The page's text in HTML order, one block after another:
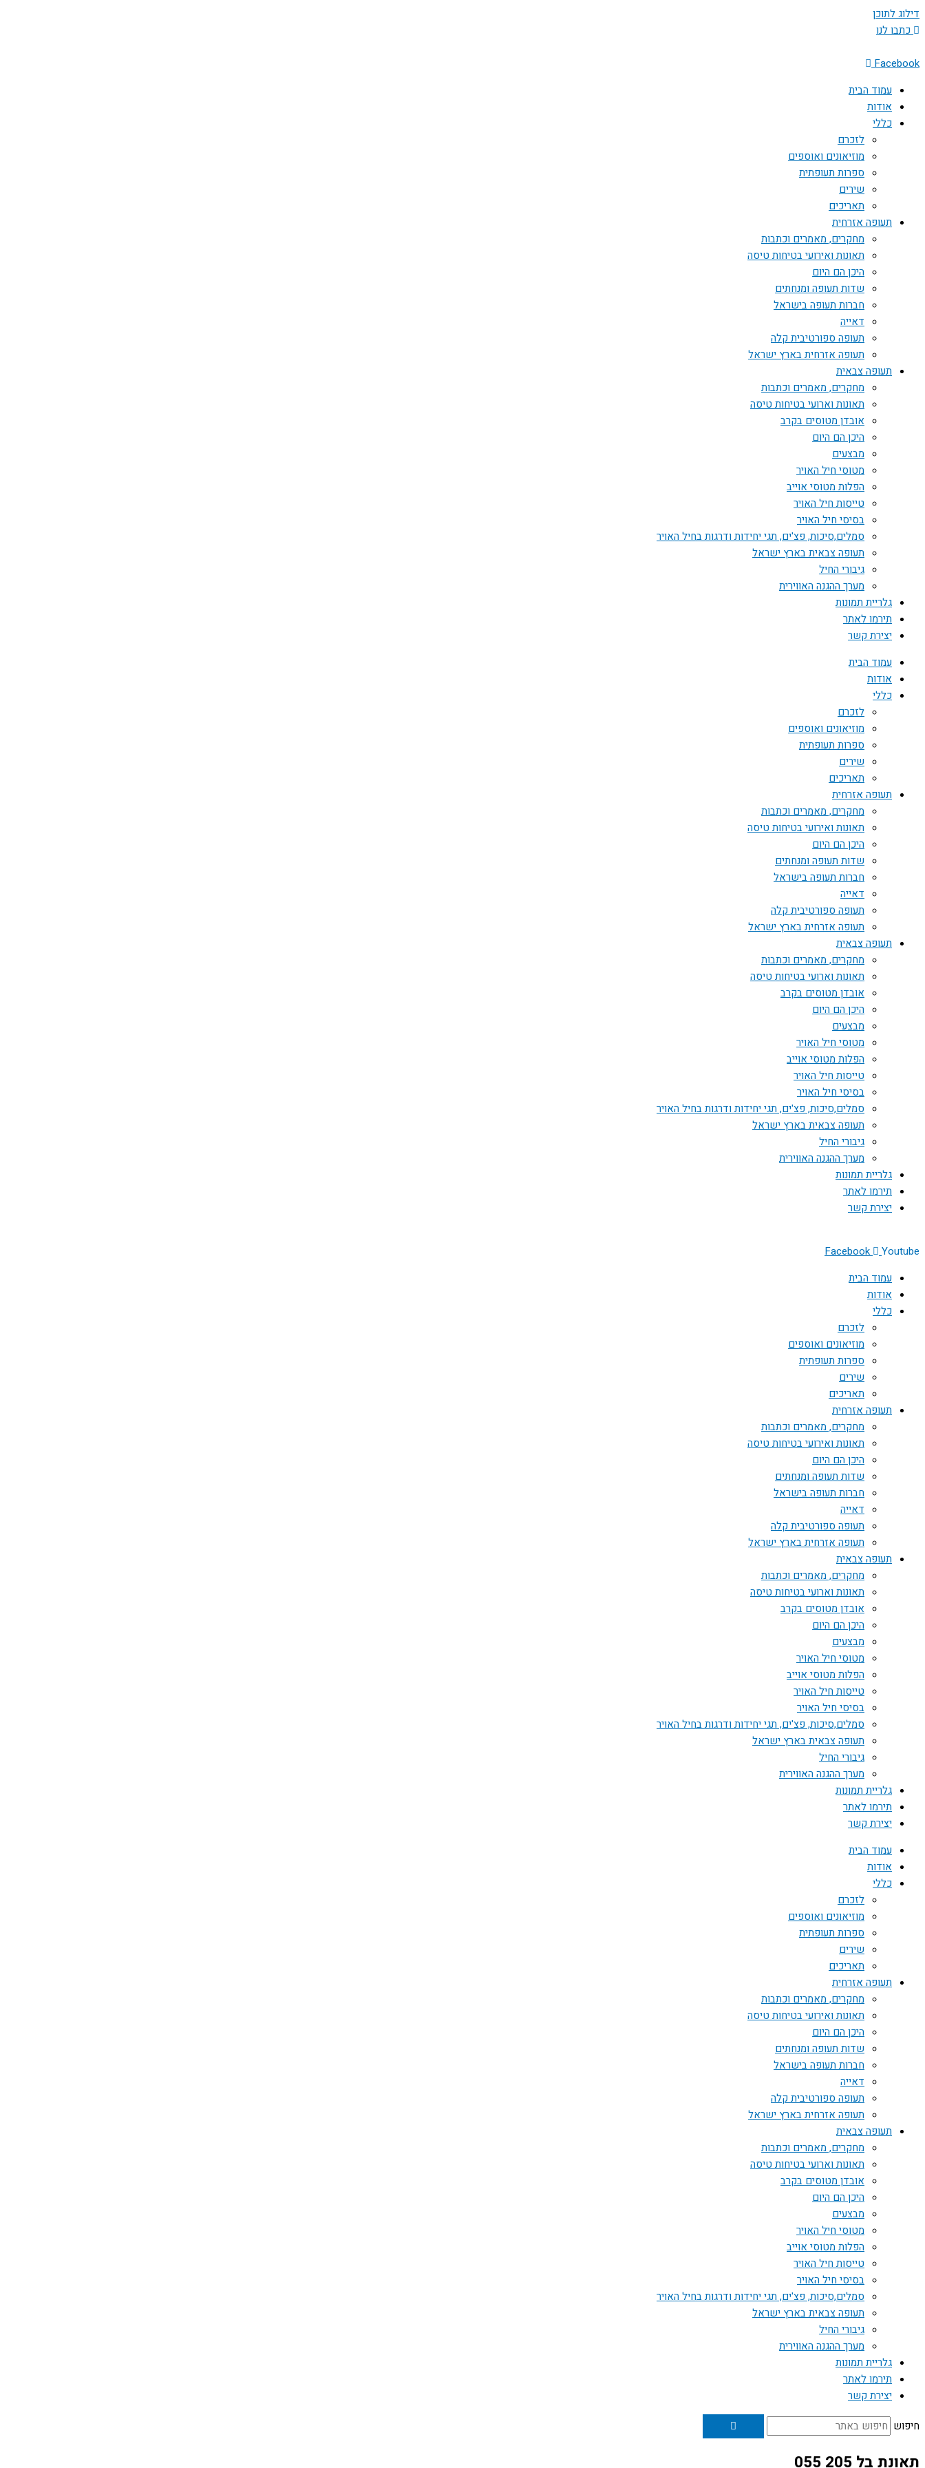
דילוג לתוכן
כתבו לנו
Facebook
עמוד הבית
אודות
כללי
לזכרם
מוזיאונים ואוספים
ספרות תעופתית
שירים
תאריכים
תעופה אזרחית
מחקרים, מאמרים וכתבות
תאונות ואירועי בטיחות טיסה
היכן הם היום
שדות תעופה ומנחתים
חברות תעופה בישראל
דאייה
תעופה ספורטיבית קלה
תעופה אזרחית בארץ ישראל
תעופה צבאית
מחקרים, מאמרים וכתבות
תאונות וארועי בטיחות טיסה
אובדן מטוסים בקרב
היכן הם היום
מבצעים
מטוסי חיל האויר
הפלות מטוסי אוייב
טייסות חיל האויר
בסיסי חיל האויר
סמלים,סיכות, פצ'ים, תגי יחידות ודרגות בחיל האויר
תעופה צבאית בארץ ישראל
גיבורי החיל
מערך ההגנה האווירית
גלריית תמונות
תירמו לאתר
יצירת קשר
עמוד הבית
אודות
כללי
לזכרם
מוזיאונים ואוספים
ספרות תעופתית
שירים
תאריכים
תעופה אזרחית
מחקרים, מאמרים וכתבות
תאונות ואירועי בטיחות טיסה
היכן הם היום
שדות תעופה ומנחתים
חברות תעופה בישראל
דאייה
תעופה ספורטיבית קלה
תעופה אזרחית בארץ ישראל
תעופה צבאית
מחקרים, מאמרים וכתבות
תאונות וארועי בטיחות טיסה
אובדן מטוסים בקרב
היכן הם היום
מבצעים
מטוסי חיל האויר
הפלות מטוסי אוייב
טייסות חיל האויר
בסיסי חיל האויר
סמלים,סיכות, פצ'ים, תגי יחידות ודרגות בחיל האויר
תעופה צבאית בארץ ישראל
גיבורי החיל
מערך ההגנה האווירית
גלריית תמונות
תירמו לאתר
יצירת קשר
Facebook
Youtube
עמוד הבית
אודות
כללי
לזכרם
מוזיאונים ואוספים
ספרות תעופתית
שירים
תאריכים
תעופה אזרחית
מחקרים, מאמרים וכתבות
תאונות ואירועי בטיחות טיסה
היכן הם היום
שדות תעופה ומנחתים
חברות תעופה בישראל
דאייה
תעופה ספורטיבית קלה
תעופה אזרחית בארץ ישראל
תעופה צבאית
מחקרים, מאמרים וכתבות
תאונות וארועי בטיחות טיסה
אובדן מטוסים בקרב
היכן הם היום
מבצעים
מטוסי חיל האויר
הפלות מטוסי אוייב
טייסות חיל האויר
בסיסי חיל האויר
סמלים,סיכות, פצ'ים, תגי יחידות ודרגות בחיל האויר
תעופה צבאית בארץ ישראל
גיבורי החיל
מערך ההגנה האווירית
גלריית תמונות
תירמו לאתר
יצירת קשר
עמוד הבית
אודות
כללי
לזכרם
מוזיאונים ואוספים
ספרות תעופתית
שירים
תאריכים
תעופה אזרחית
מחקרים, מאמרים וכתבות
תאונות ואירועי בטיחות טיסה
היכן הם היום
שדות תעופה ומנחתים
חברות תעופה בישראל
דאייה
תעופה ספורטיבית קלה
תעופה אזרחית בארץ ישראל
תעופה צבאית
מחקרים, מאמרים וכתבות
תאונות וארועי בטיחות טיסה
אובדן מטוסים בקרב
היכן הם היום
מבצעים
מטוסי חיל האויר
הפלות מטוסי אוייב
טייסות חיל האויר
בסיסי חיל האויר
סמלים,סיכות, פצ'ים, תגי יחידות ודרגות בחיל האויר
תעופה צבאית בארץ ישראל
גיבורי החיל
מערך ההגנה האווירית
גלריית תמונות
תירמו לאתר
יצירת קשר
חיפוש
תאונת בל 205 055